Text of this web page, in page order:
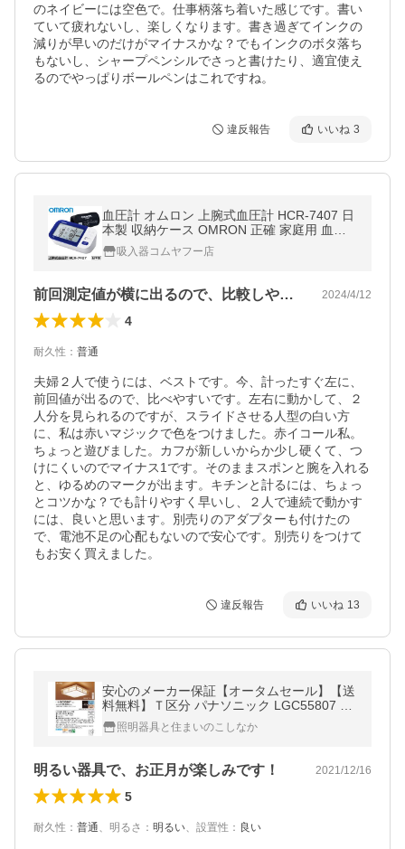
のネイビーには空色で。仕事柄落ち着いた感じです。書い
ていて疲れないし、楽しくなります。書き過ぎてインクの
減りが早いのだけがマイナスかな？でもインクのボタ落ち
もないし、シャープペンシルでさっと書けたり、適宜使え
るのでやっぱりボールペンはこれですね。
違反報告 いいね 3
血圧計 オムロン 上腕式血圧計 HCR-7407 日
本製 収納ケース OMRON 正確 家庭用 血圧
比較 高血圧
吸入器コムヤフー店
前回測定値が横に出るので、比較しやすい 2024/4/12
4
耐久性 ： 普通
夫婦２人で使うには、ベストです。今、計ったすぐ左に、
前回値が出るので、比べやすいです。左右に動かして、２
人分を見られるのですが、スライドさせる人型の白い方
に、私は赤いマジックで色をつけました。赤イコール私。
ちょっと遊びました。カフが新しいからか少し硬くて、つ
けにくいのでマイナス1です。そのままスポンと腕を入れる
と、ゆるめのマークが出ます。キチンと計るには、ちょっ
とコツかな？でも計りやすく早いし、２人で連続で動かす
には、良いと思います。別売りのアダプターも付けたの
で、電池不足の心配もないので安心です。別売りをつけて
もお安く買えました。
違反報告 いいね 13
安心のメーカー保証【オータムセール】【送
料無料】Ｔ区分 パナソニック LGC55807 シ
ーリングライト リモコン付 LED 木枠 和風
実績20年の老舗
照明器具と住まいのこしなか
明るい器具で、お正月が楽しみです！ 2021/12/16
5
耐久性 ： 普通、 明るさ ： 明るい、 設置性 ： 良い